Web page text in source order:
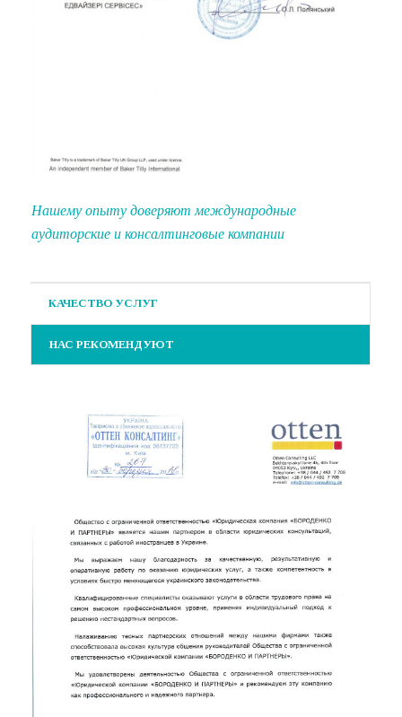
Нашему опыту доверяют международные
аудиторские и консалтинговые компании
КАЧЕСТВО УСЛУГ
НАС РЕКОМЕНДУЮТ